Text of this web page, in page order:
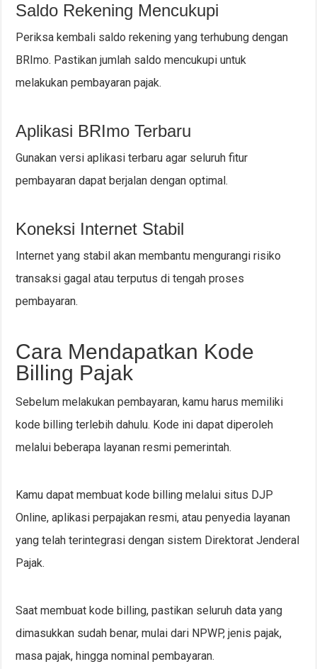
Saldo Rekening Mencukupi
Periksa kembali saldo rekening yang terhubung dengan
BRImo. Pastikan jumlah saldo mencukupi untuk
melakukan pembayaran pajak.
Aplikasi BRImo Terbaru
Gunakan versi aplikasi terbaru agar seluruh fitur
pembayaran dapat berjalan dengan optimal.
Koneksi Internet Stabil
Internet yang stabil akan membantu mengurangi risiko
transaksi gagal atau terputus di tengah proses
pembayaran.
Cara Mendapatkan Kode
Billing Pajak
Sebelum melakukan pembayaran, kamu harus memiliki
kode billing terlebih dahulu. Kode ini dapat diperoleh
melalui beberapa layanan resmi pemerintah.
Kamu dapat membuat kode billing melalui situs DJP
Online, aplikasi perpajakan resmi, atau penyedia layanan
yang telah terintegrasi dengan sistem Direktorat Jenderal
Pajak.
Saat membuat kode billing, pastikan seluruh data yang
dimasukkan sudah benar, mulai dari NPWP, jenis pajak,
masa pajak, hingga nominal pembayaran.